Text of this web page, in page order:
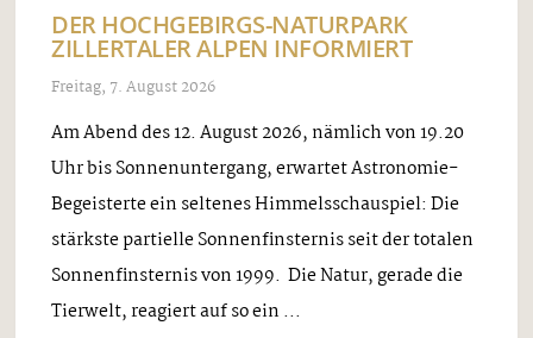
DER HOCHGEBIRGS-NATURPARK
ZILLERTALER ALPEN INFORMIERT
Freitag, 7. August 2026
Am Abend des 12. August 2026, nämlich von 19.20
Uhr bis Sonnenuntergang, erwartet Astronomie-
Begeisterte ein seltenes Himmelsschauspiel: Die
stärkste partielle Sonnenfinsternis seit der totalen
Sonnenfinsternis von 1999. Die Natur, gerade die
Tierwelt, reagiert auf so ein ...